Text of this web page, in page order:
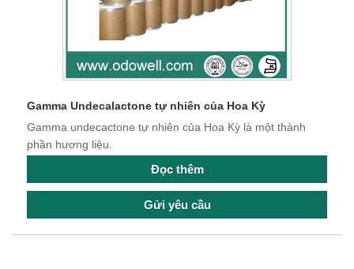
Gamma Undecalactone tự nhiên của Hoa Kỳ
Gamma undecactone tự nhiên của Hoa Kỳ là một thành
phần hương liệu.
Đọc thêm
Gửi yêu cầu